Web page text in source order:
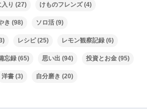
り (27) けものフレンズ(4)
き (98) ソロ活 (9)
レシピ(25) レモン観察記録 (6)
忘録 (65) 思い出 (94) 投資とお金 (95)
洋書 (3) 自分磨き (20)